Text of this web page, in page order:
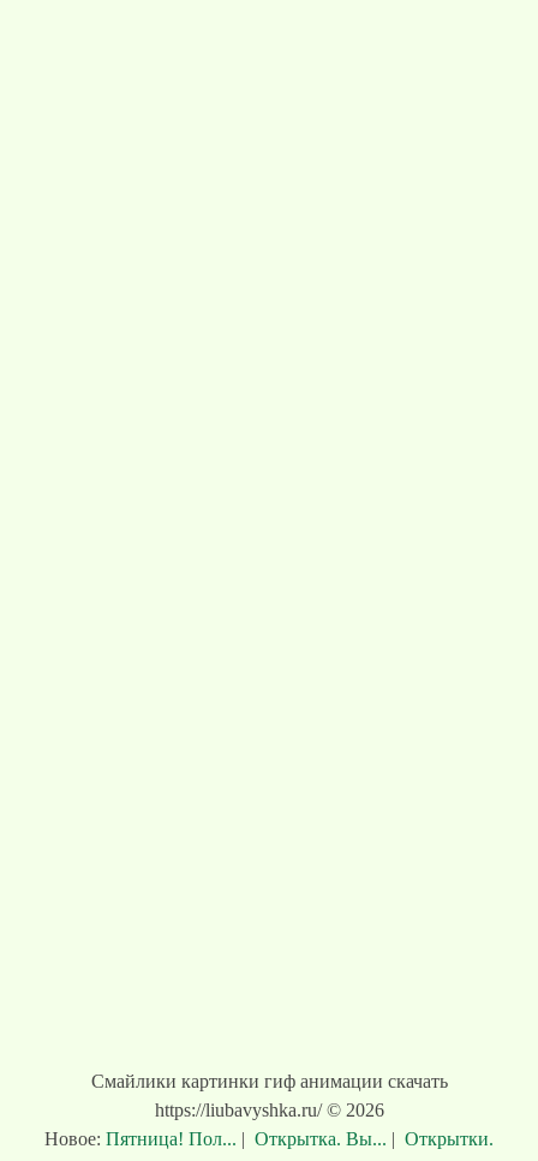
Смайлики картинки гиф анимации скачать
https://liubavyshka.ru/ © 2026
Новое: Пятница! Пол... | Открытка. Вы... | Открытки.